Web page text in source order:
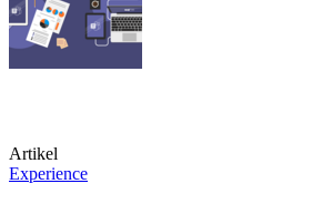
Artikel
Experience